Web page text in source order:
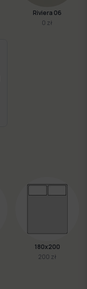
Riviera 06
0 zł
180x200
200 zł